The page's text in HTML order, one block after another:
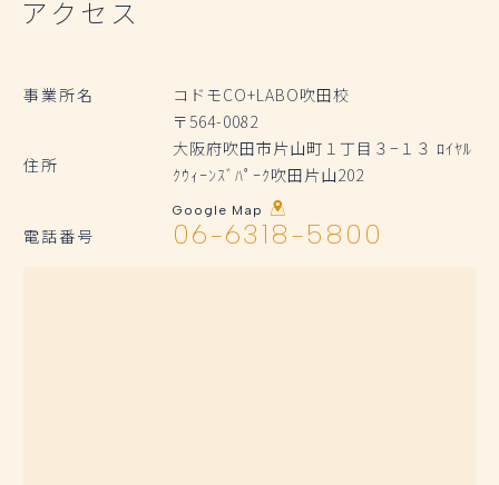
アクセス
事業所名 コドモCO+LABO吹田校
住所
〒564-0082
大阪府吹田市片山町１丁目３−１３ ﾛｲﾔﾙ
ｸｳｨｰﾝｽﾞﾊﾟｰｸ吹田片山202
Google Map
電話番号 06-6318-5800